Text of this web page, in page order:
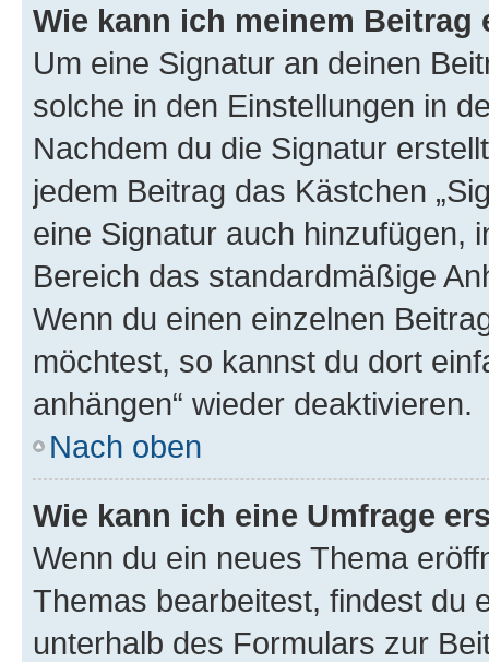
Wie kann ich meinem
Um eine Signatur an deinen
solche in den Einstellungen in
Nachdem du die Signatur
jedem Beitrag das Kästchen
eine Signatur auch hinzufügen,
Bereich das standardmäßige
Wenn du einen einzelnen
möchtest, so kannst du dort
anhängen“ wieder deaktivieren.
Nach oben
Wie kann ich eine Umfrage
Wenn du ein neues Thema
Themas bearbeitest, findest du
unterhalb des Formulars zur